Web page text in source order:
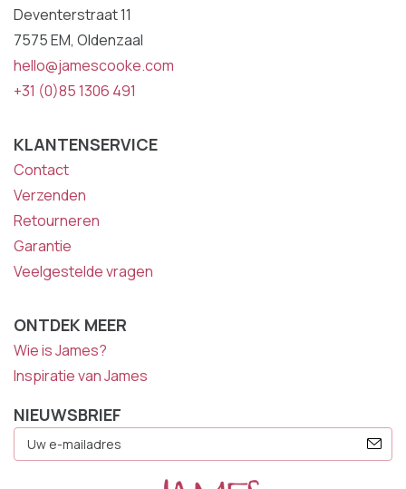
Deventerstraat 11
7575 EM, Oldenzaal
hello@jamescooke.com
+31 (0)85 1306 491
KLANTENSERVICE
Contact
Verzenden
Retourneren
Garantie
Veelgestelde vragen
ONTDEK MEER
Wie is James?
Inspiratie van James
NIEUWSBRIEF
Mailadres